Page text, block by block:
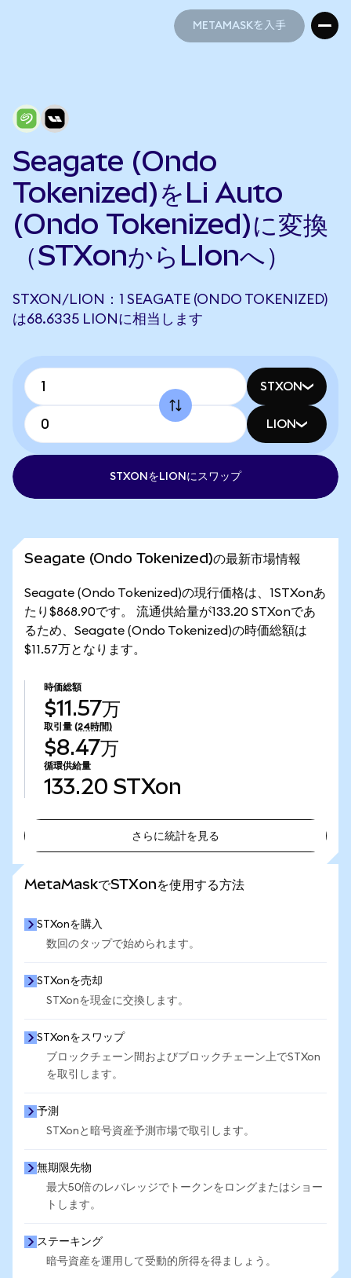
METAMASKを入手
Seagate (Ondo
Tokenized)をLi Auto
(Ondo Tokenized)に変換
（STXonからLIonへ）
STXON/LION：1 SEAGATE (ONDO TOKENIZED)
は68.6335 LIONに相当します
STXON
LION
STXONをLIONにスワップ
Seagate (Ondo Tokenized)の最新市場情報
Seagate (Ondo Tokenized)の現行価格は、1STXonあ
たり$868.90です。 流通供給量が133.20 STXonであ
るため、Seagate (Ondo Tokenized)の時価総額は
$11.57万となります。
時価総額
$11.57万
取引量 (24時間)
$8.47万
循環供給量
133.20 STXon
さらに統計を見る
MetaMaskでSTXonを使用する方法
STXonを購入
数回のタップで始められます。
STXonを売却
STXonを現金に交換します。
STXonをスワップ
ブロックチェーン間およびブロックチェーン上でSTXon
を取引します。
予測
STXonと暗号資産予測市場で取引します。
無期限先物
最大50倍のレバレッジでトークンをロングまたはショー
トします。
ステーキング
暗号資産を運用して受動的所得を得ましょう。